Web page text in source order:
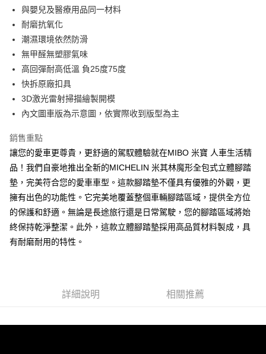
運送方式
宅配
每筆NT$60，滿NT$699(含以上)免運費
離島宅配
每筆NT$200
與嬰兒及醫療用品同一材料
耐磨抗氧化
潮濕環境依然防滑
無甲醛無塑膠氣味
高回彈耐高低溫 負25度75度
快拆原廠扣具
3D激光雷射掃描繪製開模
內文圖車版為示意圖，依實際收到版型為主
銷售重點
讓您的愛車更尊貴，更舒適的駕馭體驗就在MIBO 米寶 人車生活精
品！我們自豪地推出全新的MICHELIN 米其林魔形全包式立體腳踏
墊，完美符合您的愛車車型。這款腳踏墊不僅具有優雅的外觀，更
擁有出色的功能性。它完美地覆蓋整個車輛腳踏區域，提供全方位
的保護和舒適。無論是長途旅行還是日常駕駛，您的腳踏區域將始
終保持乾淨整潔。此外，這款立體腳踏墊採用高品質材料製成，具
有耐磨耐用的特性。
詳細說明 相關推薦